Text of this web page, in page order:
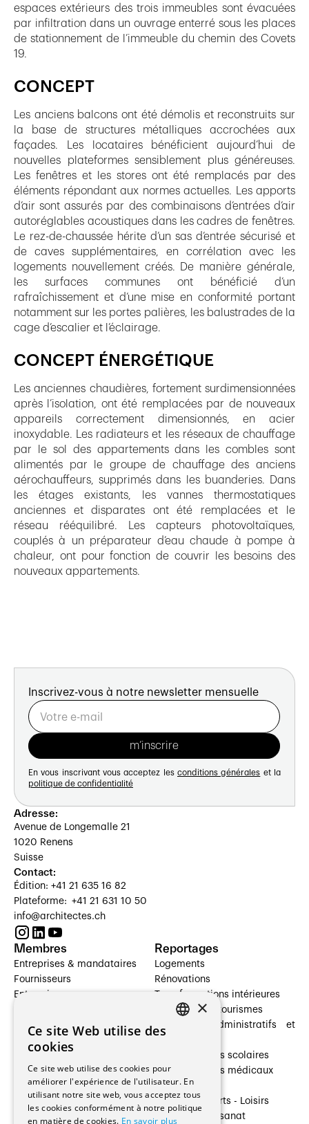
espaces extérieurs des trois immeubles sont évacuées
par infiltration dans un ouvrage enterré sous les places
de stationnement de l’immeuble du chemin des Covets
19.
CONCEPT
Les anciens balcons ont été démolis et reconstruits sur
la base de structures métalliques accrochées aux
façades. Les locataires bénéficient aujourd’hui de
nouvelles plateformes sensiblement plus généreuses.
Les fenêtres et les stores ont été remplacés par des
éléments répondant aux normes actuelles. Les apports
d’air sont assurés par des combinaisons d’entrées d’air
autoréglables acoustiques dans les cadres de fenêtres.
Le rez-de-chaussée hérite d’un sas d’entrée sécurisé et
de caves supplémentaires, en corrélation avec les
logements nouvellement créés. De manière générale,
les surfaces communes ont bénéficié d’un
rafraîchissement et d’une mise en conformité portant
notamment sur les portes palières, les balustrades de la
cage d’escalier et l’éclairage.
CONCEPT ÉNERGÉTIQUE
Les anciennes chaudières, fortement surdimensionnées
après l’isolation, ont été remplacées par de nouveaux
appareils correctement dimensionnés, en acier
inoxydable. Les radiateurs et les réseaux de chauffage
par le sol des appartements dans les combles sont
alimentés par le groupe de chauffage des anciens
aérochauffeurs, supprimés dans les buanderies. Dans
les étages existants, les vannes thermostatiques
anciennes et disparates ont été remplacées et le
réseau rééquilibré. Les capteurs photovoltaïques,
couplés à un préparateur d’eau chaude à pompe à
chaleur, ont pour fonction de couvrir les besoins des
nouveaux appartements.
Inscrivez-vous à notre newsletter mensuelle
En vous inscrivant vous acceptez les conditions générales et la
politique de confidentialité
Adresse:
Avenue de Longemalle 21
1020 Renens
Suisse
Contact:
Édition: +41 21 635 16 82
Plateforme: +41 21 631 10 50
info@architectes.ch
Membres
Entreprises & mandataires
Fournisseurs
Entreprises
Architectes paysagistes
Architectes d'intérieur
Entreprises générales
Ingénieurs et mandataires
Fabricants / Fournisseurs
Reportages
Logements
Rénovations
Transformations intérieures
Hôtelleries et tourismes
Bâtiments administratifs et
Établissements scolaires
Établissements médicaux
Villas
Cultures - Sports - Loisirs
Industrie - Artisanat
×
Ce site Web utilise des
cookies
Ce site web utilise des cookies pour
améliorer l'expérience de l'utilisateur. En
utilisant notre site web, vous acceptez tous
les cookies conformément à notre politique
en matière de cookies. En savoir plus